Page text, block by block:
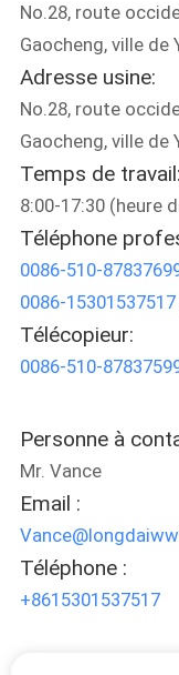
VIDÉOS
LE
SPECTACLE
VR
PROPOS
DE
NOUS
VISITE
DE
L'USINE
CONTRÔLE
No.28, route
Gaocheng, ville de
Adresse usine:
No.28, route
Gaocheng, ville de
Temps de travail:
8:00-17:30 (heure
Téléphone
0086-510-
0086-15301537517
Télécopieur:
0086-510-
Personne à
Mr. Vance
Email :
Téléphone :
+8615301537517